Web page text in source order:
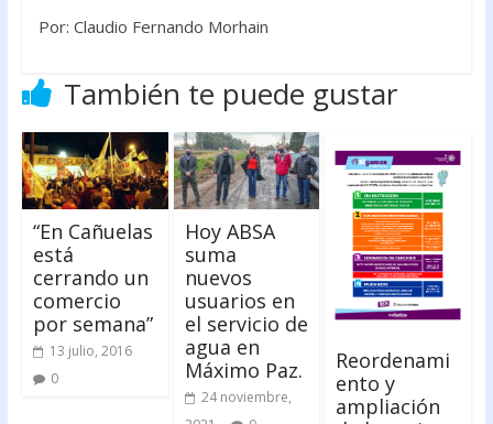
Por: Claudio Fernando Morhain
También te puede gustar
“En Cañuelas
está
cerrando un
comercio
por semana”
13 julio, 2016
0
Hoy ABSA
suma
nuevos
usuarios en
el servicio de
agua en
Máximo Paz.
24 noviembre,
Reordenami
ento y
ampliación